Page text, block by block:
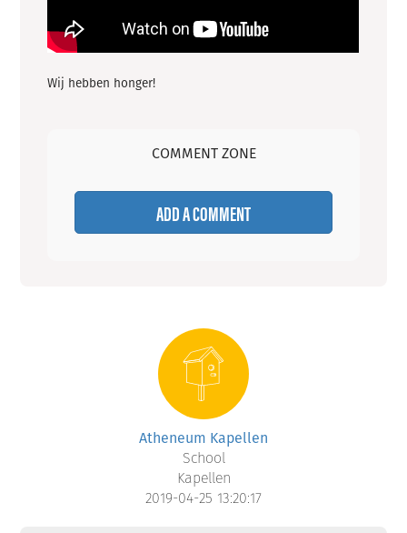
Wij hebben honger!
COMMENT ZONE
ADD A COMMENT
Atheneum Kapellen
School
Kapellen
2019-04-25 13:20:17